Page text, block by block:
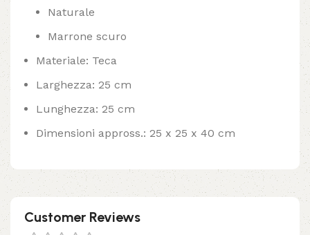
Naturale
Marrone scuro
Materiale: Teca
Larghezza: 25 cm
Lunghezza: 25 cm
Dimensioni appross.: 25 x 25 x 40 cm
Customer Reviews